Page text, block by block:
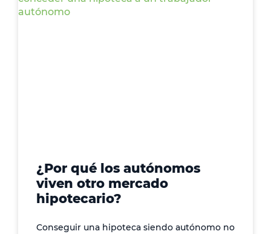
¿Por qué los autónomos
viven otro mercado
hipotecario?
Conseguir una hipoteca siendo autónomo no